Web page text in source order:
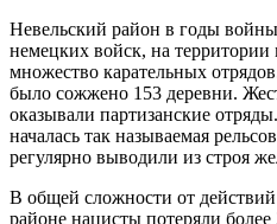
Невельский район в годы
немецких войск, на
множество карательных
было сожжено 153 деревни.
оказывали партизанские
началась так называемая
регулярно выводили из строя
В общей сложности от
районе нацисты потеряли